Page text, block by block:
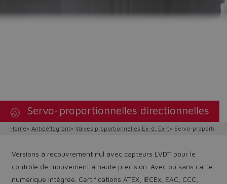
Servo-proportionnelles directionnelles
Home Antidéflagrant Valves proportionnelles Ex-d, Ex-t Servo-
Versions à recouvrement nul avec capteurs LVDT pour le
contrôle de mouvement à haute précision. Avec ou sans carte
numérique intégrée. Certifications ATEX, IECEx, EAC, CCC,